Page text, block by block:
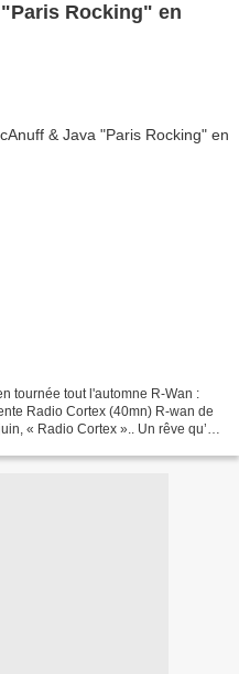
Rocking" en
tournée tout l'automne R-Wan :
Radio Cortex (40mn) R-wan de
« Radio Cortex ».. Un rêve qu’il